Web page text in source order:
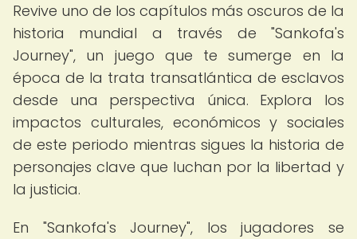
Revive uno de los capítulos más oscuros de la
historia mundial a través de "Sankofa's
Journey", un juego que te sumerge en la
época de la trata transatlántica de esclavos
desde una perspectiva única. Explora los
impactos culturales, económicos y sociales
de este periodo mientras sigues la historia de
personajes clave que luchan por la libertad y
la justicia.
En "Sankofa's Journey", los jugadores se